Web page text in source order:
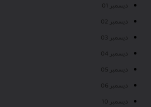
ديسمبر 01
ديسمبر 02
ديسمبر 03
ديسمبر 04
ديسمبر 05
ديسمبر 06
ديسمبر 10